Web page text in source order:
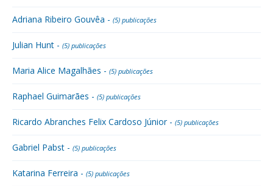
Adriana Ribeiro Gouvêa - (5) publicações
Julian Hunt - (5) publicações
Maria Alice Magalhães - (5) publicações
Raphael Guimarães - (5) publicações
Ricardo Abranches Felix Cardoso Júnior - (5) publicações
Gabriel Pabst - (5) publicações
Katarina Ferreira - (5) publicações